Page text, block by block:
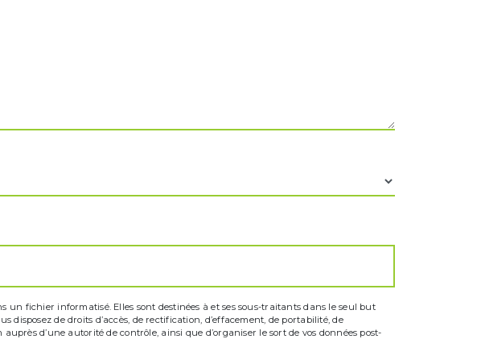
un fichier informatisé. Elles sont destinées à et ses sous-traitants dans le seul but
disposez de droits d’accès, de rectification, d’effacement, de portabilité, de
d’une autorité de contrôle, ainsi que d’organiser le sort de vos données post-